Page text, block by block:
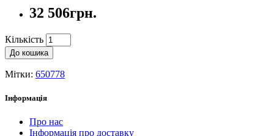
32 506грн.
Кількість
До кошика
Мітки: 650778
Інформація
Про нас
Інформація про доставку